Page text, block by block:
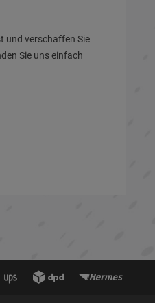
und verschaffen Sie
Sie uns einfach